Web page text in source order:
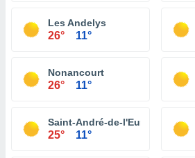
Les Andelys
26° 11°
Nonancourt
26° 11°
Saint-André-de-l'Eure
25° 11°